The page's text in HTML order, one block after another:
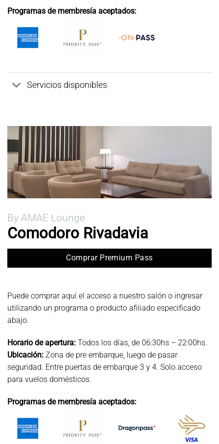
Programas de membresía aceptados:
Servicios disponibles
By AMAE Lounge
Comodoro Rivadavia
Comprar Premium Pass
Puede comprar aquí el acceso a nuestro salón o ingresar
utilizando un programa o producto afiliado especificado
abajo.
Horario de apertura: Todos los días, de 06:30hs – 22:00hs.
Ubicación: Zona de pre embarque, luego de pasar
seguridad. Entre puertas de embarque 3 y 4. Solo acceso
para vuelos domésticos.
Programas de membresía aceptados: